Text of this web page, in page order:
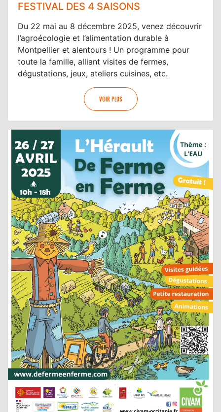
FESTIVAL DES 4 SAISONS
Du 22 mai au 8 décembre 2025, venez découvrir
l’agroécologie et l’alimentation durable à
Montpellier et alentours ! Un programme pour
toute la famille, alliant visites de fermes,
dégustations, jeux, ateliers cuisines, etc.
VOIR PLUS